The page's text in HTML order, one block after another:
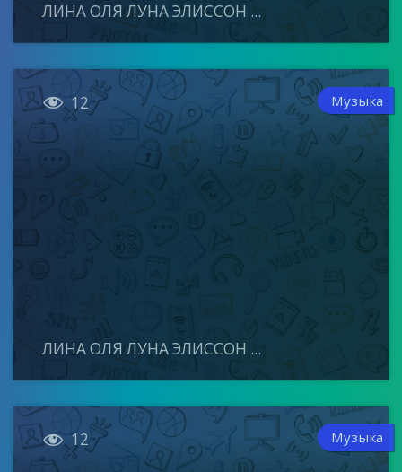
ЛИНА ОЛЯ ЛУНА ЭЛИССОН ...
 12 Музыка
ЛИНА ОЛЯ ЛУНА ЭЛИССОН ...
 12 Музыка